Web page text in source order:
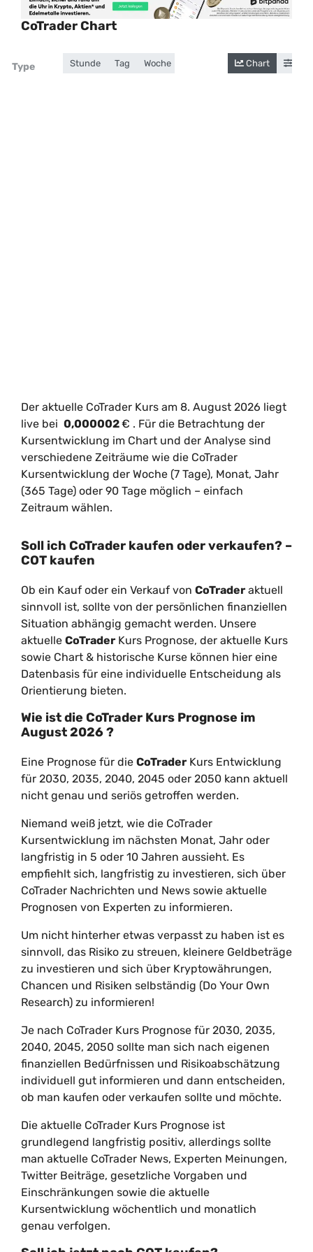
CoTrader Chart
Zoom Stunde Tag Woche Jahr Gesamt
Type Chart
Der aktuelle CoTrader Kurs am 8. August 2026 liegt
live bei 0,000002€ . Für die Betrachtung der
Kursentwicklung im Chart und der Analyse sind
verschiedene Zeiträume wie die CoTrader
Kursentwicklung der Woche (7 Tage), Monat, Jahr
(365 Tage) oder 90 Tage möglich – einfach
Zeitraum wählen.
Soll ich CoTrader kaufen oder verkaufen? –
COT kaufen
Ob ein Kauf oder ein Verkauf von CoTrader aktuell
sinnvoll ist, sollte von der persönlichen finanziellen
Situation abhängig gemacht werden. Unsere
aktuelle CoTrader Kurs Prognose, der aktuelle Kurs
sowie Chart & historische Kurse können hier eine
Datenbasis für eine individuelle Entscheidung als
Orientierung bieten.
Wie ist die CoTrader Kurs Prognose im
August2026?
Eine Prognose für die CoTrader Kurs Entwicklung
für 2030, 2035, 2040, 2045 oder 2050 kann aktuell
nicht genau und seriös getroffen werden.
Niemand weiß jetzt, wie die CoTrader
Kursentwicklung im nächsten Monat, Jahr oder
langfristig in 5 oder 10 Jahren aussieht. Es
empfiehlt sich, langfristig zu investieren, sich über
CoTrader Nachrichten und News sowie aktuelle
Prognosen von Experten zu informieren.
Um nicht hinterher etwas verpasst zu haben ist es
sinnvoll, das Risiko zu streuen, kleinere Geldbeträge
zu investieren und sich über Kryptowährungen,
Chancen und Risiken selbständig (Do Your Own
Research) zu informieren!
Je nach CoTrader Kurs Prognose für 2030, 2035,
2040, 2045, 2050 sollte man sich nach eigenen
finanziellen Bedürfnissen und Risikoabschätzung
individuell gut informieren und dann entscheiden,
ob man kaufen oder verkaufen sollte und möchte.
Die aktuelle CoTrader Kurs Prognose ist
grundlegend langfristig positiv, allerdings sollte
man aktuelle CoTrader News, Experten Meinungen,
Twitter Beiträge, gesetzliche Vorgaben und
Einschränkungen sowie die aktuelle
Kursentwicklung wöchentlich und monatlich
genau verfolgen.